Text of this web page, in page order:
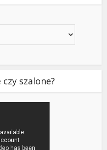
szalone?